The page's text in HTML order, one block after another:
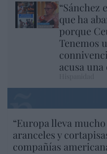
“Sánchez
que ha
porque
Tenemos
acusa
“Europa lleva
aranceles y
compañías